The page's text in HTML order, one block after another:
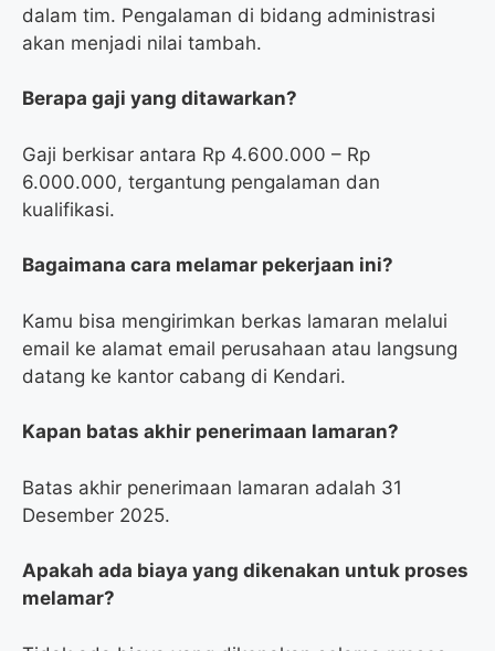
dalam tim. Pengalaman di bidang administrasi
akan menjadi nilai tambah.
Berapa gaji yang ditawarkan?
Gaji berkisar antara Rp 4.600.000 – Rp
6.000.000, tergantung pengalaman dan
kualifikasi.
Bagaimana cara melamar pekerjaan ini?
Kamu bisa mengirimkan berkas lamaran melalui
email ke alamat email perusahaan atau langsung
datang ke kantor cabang di Kendari.
Kapan batas akhir penerimaan lamaran?
Batas akhir penerimaan lamaran adalah 31
Desember 2025.
Apakah ada biaya yang dikenakan untuk proses
melamar?